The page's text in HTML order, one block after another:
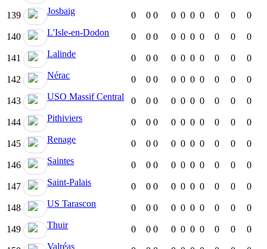
139 Josbaig 0 0 0 0 0 0 0 0 0 0
140 L'Isle-en-Dodon 0 0 0 0 0 0 0 0 0 0
141 Lalinde 0 0 0 0 0 0 0 0 0 0
142 Nérac 0 0 0 0 0 0 0 0 0 0
143 USO Massif Central 0 0 0 0 0 0 0 0 0 0
144 Pithiviers 0 0 0 0 0 0 0 0 0 0
145 Renage 0 0 0 0 0 0 0 0 0 0
146 Saintes 0 0 0 0 0 0 0 0 0 0
147 Saint-Palais 0 0 0 0 0 0 0 0 0 0
148 US Tarascon 0 0 0 0 0 0 0 0 0 0
149 Thuir 0 0 0 0 0 0 0 0 0 0
Valréas